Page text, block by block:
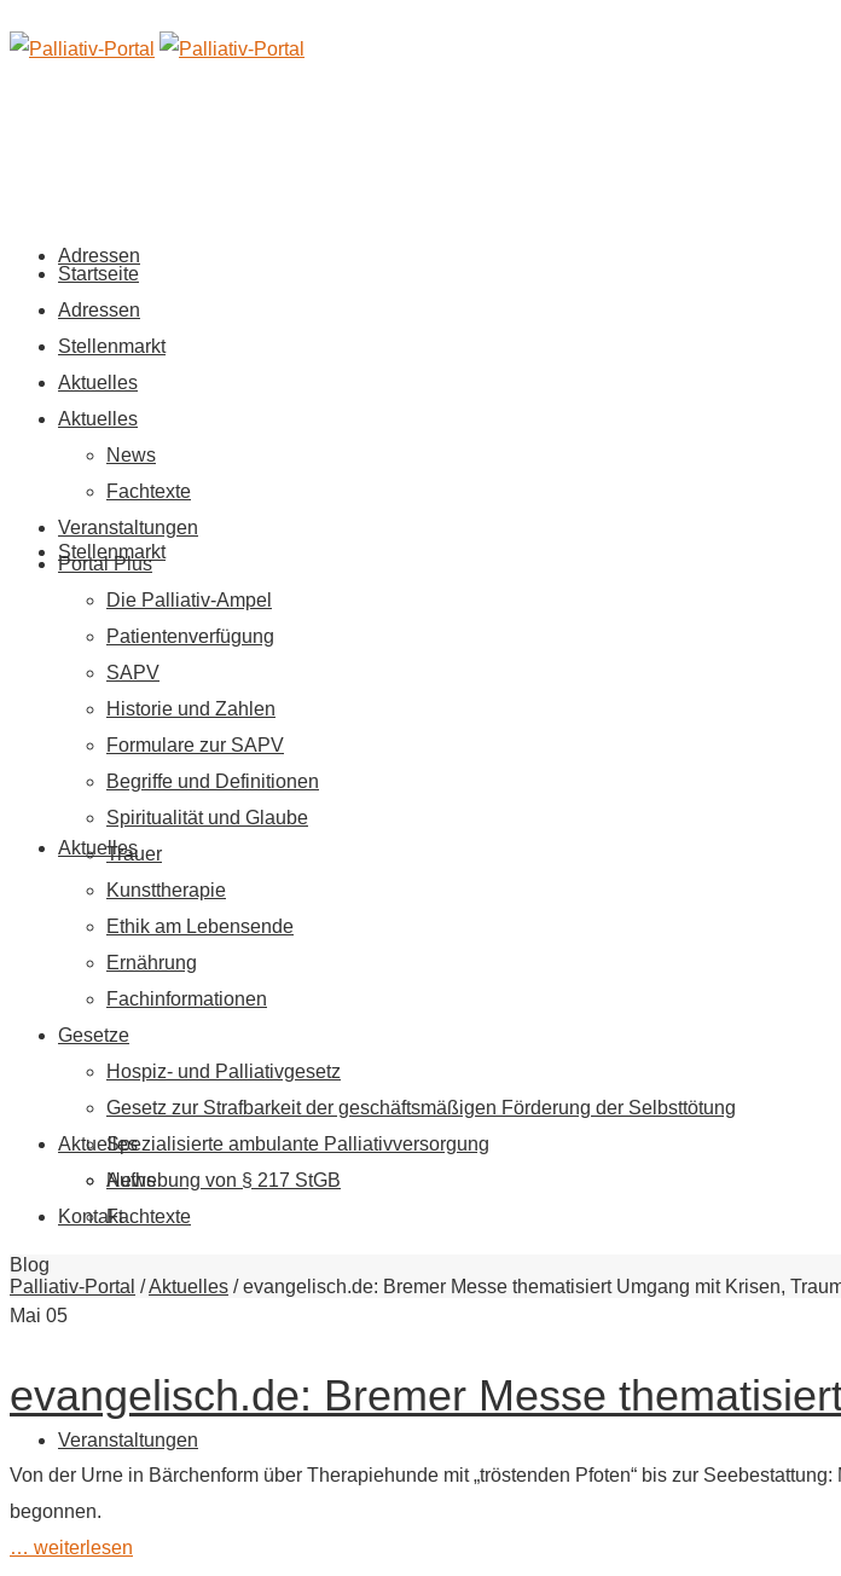
Adressen
Stellenmarkt
Aktuelles
Aktuelles
News
Fachtexte
Veranstaltungen
Startseite
Adressen
Stellenmarkt
Aktuelles
Aktuelles
News
Fachtexte
Veranstaltungen
Portal Plus
Die Palliativ-Ampel
Patientenverfügung
SAPV
Historie und Zahlen
Formulare zur SAPV
Begriffe und Definitionen
Spiritualität und Glaube
Trauer
Kunsttherapie
Ethik am Lebensende
Ernährung
Fachinformationen
Gesetze
Hospiz- und Palliativgesetz
Gesetz zur Strafbarkeit der geschäftsmäßigen Förderung der Selbsttötung
Spezialisierte ambulante Palliativversorgung
Aufhebung von § 217 StGB
Kontakt
Blog
Palliativ-Portal /Aktuelles /evangelisch.de: Bremer Messe thematisiert Umgang mit Krisen,
Mai 05
evangelisch.de: Bremer Messe
Von der Urne in Bärchenform über Therapiehunde mit „tröstenden Pfoten“ bis zur
begonnen.
… weiterlesen